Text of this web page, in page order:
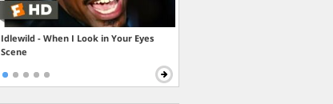
Idlewild - When I Look in Your Eyes
Scene